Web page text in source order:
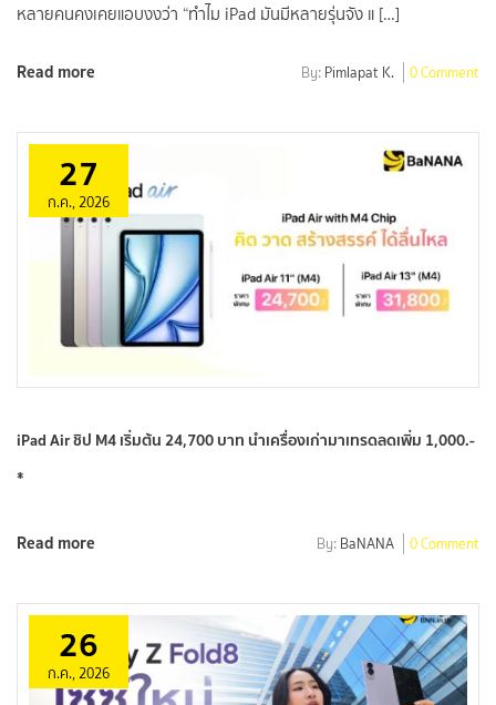
หลายคนคงเคยแอบงงว่า “ทำไม iPad มันมีหลายรุ่นจัง แ […]
Read more By: Pimlapat K. 0 Comment
27
ก.ค., 2026
iPad Air ชิป M4 เริ่มต้น 24,700 บาท นำเครื่องเก่ามาเทรดลดเพิ่ม 1,000.-
*
Read more By: BaNANA 0 Comment
26
ก.ค., 2026